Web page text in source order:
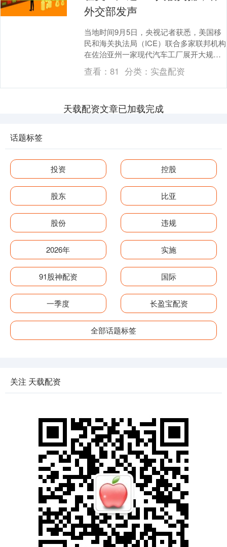
外交部发声
当地时间9月5日，央视记者获悉，美国移
民和海关执法局（ICE）联合多家联邦机构
在佐治亚州一家现代汽车工厂展开大规模
执法行动，共拘捕475名疑似非法居留并工
作的移....
查看：81 分类： 实盘配资
天载配资文章已加载完成
话题标签
投资 控股
股东 比亚
股份 违规
2026年 实施
91股神配资 国际
一季度 长盈宝配资
全部话题标签
关注 天载配资